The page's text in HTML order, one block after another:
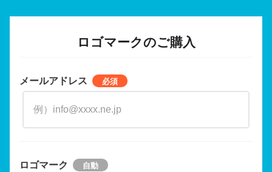
ロゴマークのご購入
メールアドレス
ロゴマーク